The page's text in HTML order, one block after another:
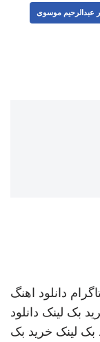
عبدالرحیم موسوی
دانلود اهنگ
بک لینک دانلود
بک لینک خرید بک